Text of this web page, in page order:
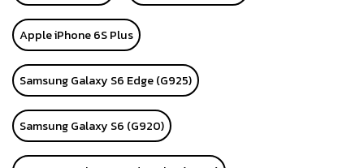
Apple iPhone 6S Plus
Samsung Galaxy S6 Edge (G925)
Samsung Galaxy S6 (G920)